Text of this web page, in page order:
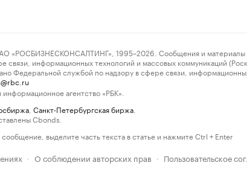
1995–2026. Сообщения и материалы
связи, информационных технологий и массовых коммуникаций
Федеральной службой по надзору в сфере связи,
агентство «РБК».
Санкт-Петербургская биржа
Cbonds.
выделите часть текста в статье и нажмите Ctrl + Enter
· О соблюдении авторских прав · Пользовательское